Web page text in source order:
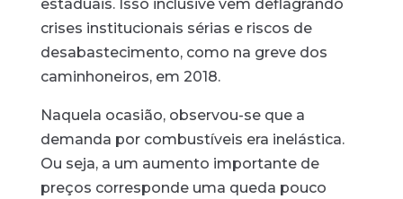
estaduais. Isso inclusive vem deflagrando
crises institucionais sérias e riscos de
desabastecimento, como na greve dos
caminhoneiros, em 2018.
Naquela ocasião, observou-se que a
demanda por combustíveis era inelástica.
Ou seja, a um aumento importante de
preços corresponde uma queda pouco